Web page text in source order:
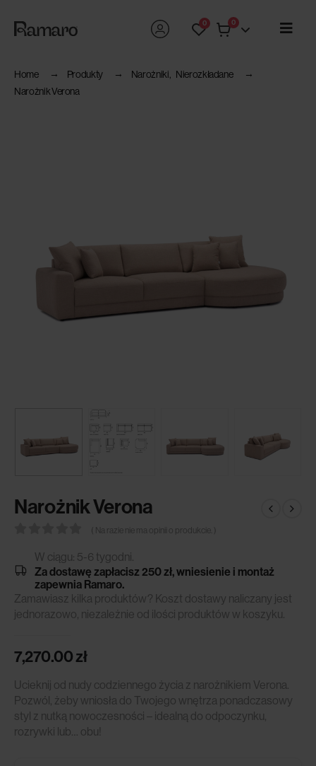
0 0
Home Produkty Narożniki
Nierozkładane
Narożnik Verona
Narożnik Verona
( Na razie nie ma opinii o produkcie. )
W ciągu: 5-6 tygodni.
Za dostawę zapłacisz 250 zł, wniesienie i montaż
zapewnia Ramaro.
Zamawiasz kilka produktów? Koszt dostawy naliczany jest
jednorazowo, niezależnie od ilości produktów w koszyku.
7,270.00zł
Ucieknij od nudy codziennego życia z narożnikiem Verona.
Pozwól, żeby wniosła do Twojego wnętrza ponadczasowy
styl z nutką nowoczesności – idealną do odpoczynku,
rozrywki lub… obu!